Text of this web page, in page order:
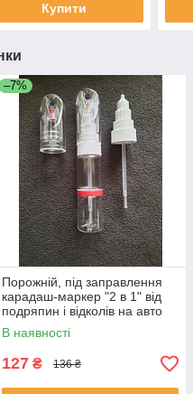
Купити
–7%
Порожній, під заправлення
карадаш-маркер "2 в 1" від
подряпин і відколів на авто
20 мл.
В наявності
127 ₴ 136 ₴